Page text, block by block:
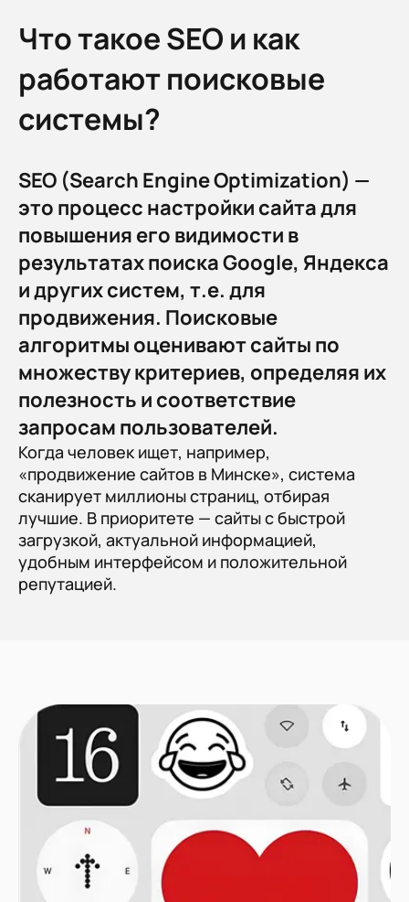
Что такое SEO и как
работают поисковые
системы?
SEO (Search Engine Optimization) —
это процесс настройки сайта для
повышения его видимости в
результатах поиска Google, Яндекса
и других систем, т.е. для
продвижения. Поисковые
алгоритмы оценивают сайты по
множеству критериев, определяя их
полезность и соответствие
запросам пользователей.
Когда человек ищет, например,
«продвижение сайтов в Минске», система
сканирует миллионы страниц, отбирая
лучшие. В приоритете — сайты с быстрой
загрузкой, актуальной информацией,
удобным интерфейсом и положительной
репутацией.